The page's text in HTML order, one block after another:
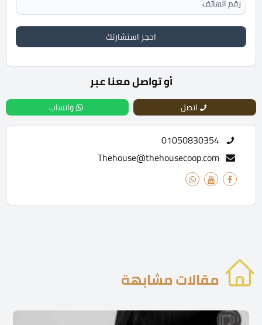
احجز استشارتك
أو تواصل معنا عبر
اتصل واتساب
01050830354
Thehouse@thehousecoop.com
مقالات مشابهة